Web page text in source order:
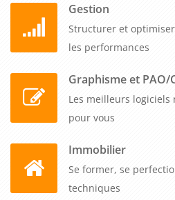
Gestion
Structurer et
les performances
Graphisme et PAO/
Les meilleurs
pour vous
Immobilier
Se former, se
techniques